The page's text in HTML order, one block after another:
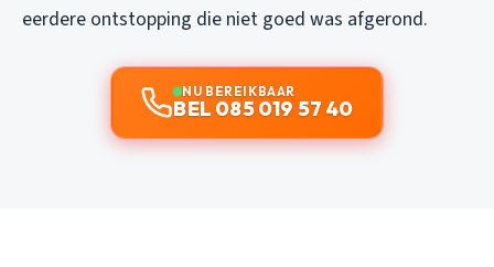
eerdere ontstopping die niet goed was afgerond.
NU BEREIKBAAR
BEL 085 019 57 40